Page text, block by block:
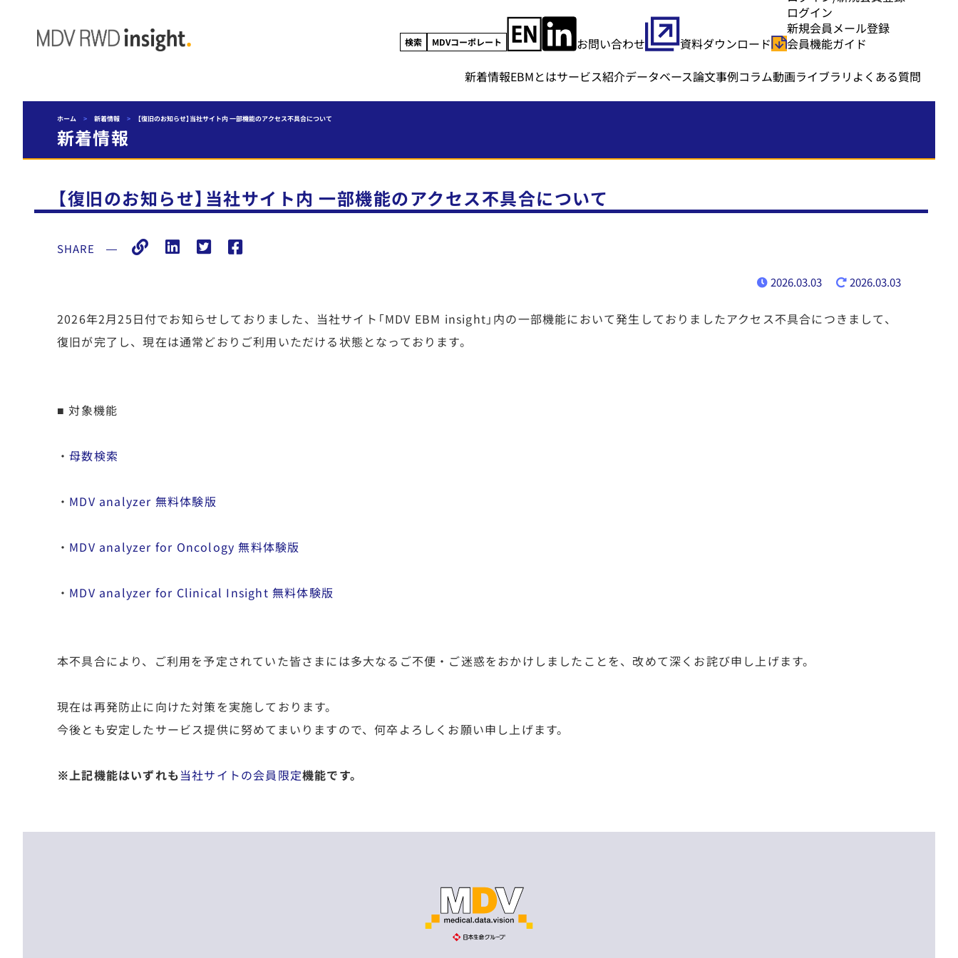
検索 MDVコーポレート お問い合わせ 資料ダウンロード
ログイン
新規会員メール登録
会員機能ガイド
新着情報EBMとはサービス紹介データベース論文事例コラム動画ライブラリ よくある質問
ホーム > 新着情報 > 【復旧のお知らせ】当社サイト内 一部機能のアクセス不具合について
新着情報
【復旧のお知らせ】当社サイト内 一部機能のアクセス不具合について
SHARE ―
2026.03.03 2026.03.03
2026年2月25日付でお知らせしておりました、当社サイト「MDV EBM insight」内の一部機能において発生しておりましたアクセス不具合につきまして、
復旧が完了し、現在は通常どおりご利用いただける状態となっております。
■ 対象機能
・母数検索
・ MDV analyzer 無料体験版
・ MDV analyzer for Oncology 無料体験版
・ MDV analyzer for Clinical Insight 無料体験版
本不具合により、ご利用を予定されていた皆さまには多大なるご不便・ご迷惑をおかけしましたことを、改めて深くお詫び申し上げます。
現在は再発防止に向けた対策を実施しております。
今後とも安定したサービス提供に努めてまいりますので、何卒よろしくお願い申し上げます。
※上記機能はいずれも当社サイトの会員限定機能です。